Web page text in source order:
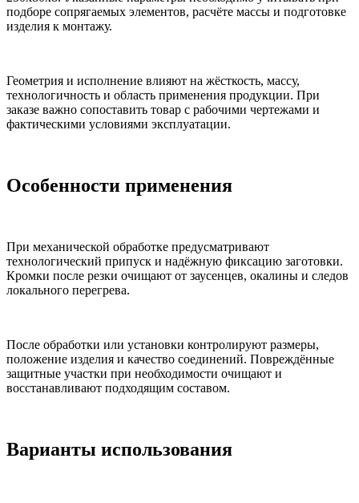
подборе сопрягаемых элементов, расчёте массы и подготовке
изделия к монтажу.
Геометрия и исполнение влияют на жёсткость, массу,
технологичность и область применения продукции. При
заказе важно сопоставить товар с рабочими чертежами и
фактическими условиями эксплуатации.
Особенности применения
При механической обработке предусматривают
технологический припуск и надёжную фиксацию заготовки.
Кромки после резки очищают от заусенцев, окалины и следов
локального перегрева.
После обработки или установки контролируют размеры,
положение изделия и качество соединений. Повреждённые
защитные участки при необходимости очищают и
восстанавливают подходящим составом.
Варианты использования